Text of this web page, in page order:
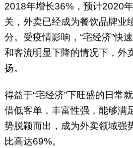
2018年增长36%，预计2020
关，外卖已经成为餐饮品牌业
分。受疫情影响，“宅经济”快
和客流明显下降的情况下，外
扬。
得益于“宅经济”下旺盛的日常
借低客单，丰富性强，能够满
势脱颖而出，成为外卖领域强
比高达69%。